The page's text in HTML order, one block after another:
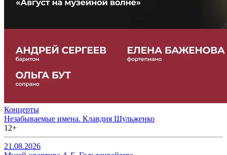
Концерты
Незабываемые имена. Клавдия Шульженко
12+
21.08.2026